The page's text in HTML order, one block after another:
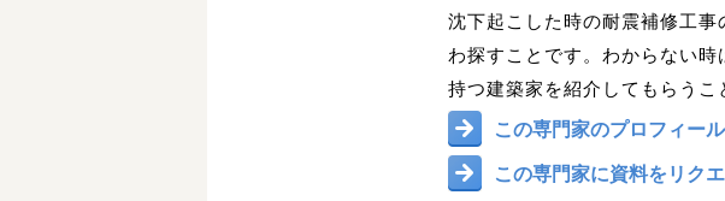
沈下起こした時の耐震補修工
わ探すことです。わからない
持つ建築家を紹介してもらうこ
この専門家のプロフィー
この専門家に資料をリク